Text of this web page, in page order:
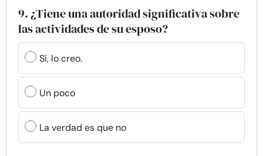
9. ¿Tiene una autoridad significativa sobre
las actividades de su esposo?
Sí, lo creo.
Un poco
La verdad es que no